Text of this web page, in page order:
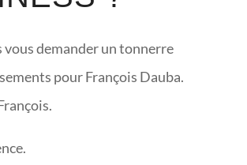
vous demander un tonnerre
pour François Dauba.